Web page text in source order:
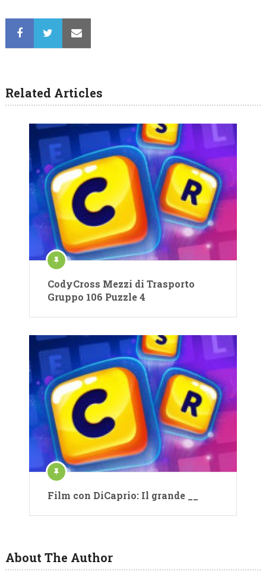
Related Articles
CodyCross Mezzi di Trasporto
Gruppo 106 Puzzle 4
Film con DiCaprio: Il grande __
About The Author